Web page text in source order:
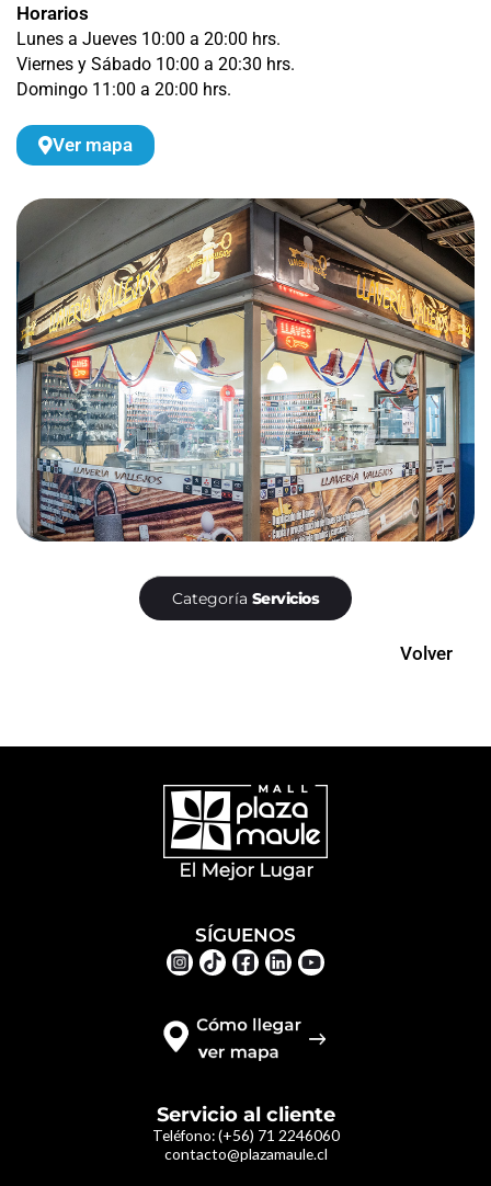
Horarios
Lunes a Jueves 10:00 a 20:00 hrs.
Viernes y Sábado 10:00 a 20:30 hrs.
Domingo 11:00 a 20:00 hrs.
Ver mapa
Categoría Servicios
Volver
Servicio al cliente
Teléfono:(+56) 71 2246060
contacto@plazamaule.cl
SÍGUENOS